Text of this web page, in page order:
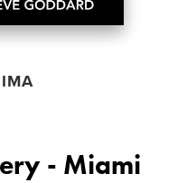
- Miami